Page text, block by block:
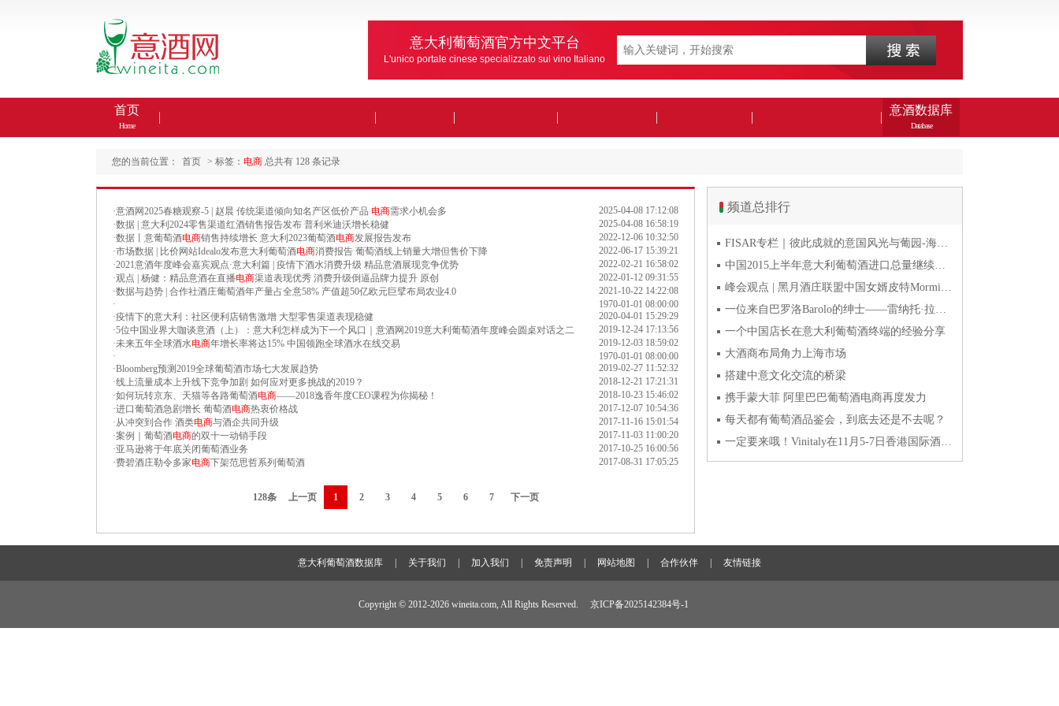
意大利葡萄酒官方中文平台
L'unico portale cinese specializzato sul vino Italiano
首页
Home
意酒数据库
Database
您的当前位置： 首页 > 标签： 电商 总共有 128 条记录
2025-04-08 17:12:08
·意酒网2025春糖观察-5 | 赵晨 传统渠道倾向知名产区低价产品 电商需求小机会多
2025-04-08 16:58:19
·数据 | 意大利2024零售渠道红酒销售报告发布 普利米迪沃增长稳健
2022-12-06 10:32:50
·数据丨意葡萄酒电商销售持续增长 意大利2023葡萄酒电商发展报告发布
2022-06-17 15:39:21
·市场数据 | 比价网站Idealo发布意大利葡萄酒电商消费报告 葡萄酒线上销量大增但售价下降
2022-02-21 16:58:02
·2021意酒年度峰会嘉宾观点·意大利篇 | 疫情下酒水消费升级 精品意酒展现竞争优势
2022-01-12 09:31:55
·观点 | 杨健：精品意酒在直播电商渠道表现优秀 消费升级倒逼品牌力提升 原创
2021-10-22 14:22:08
·数据与趋势 | 合作社酒庄葡萄酒年产量占全意58% 产值超50亿欧元巨擘布局农业4.0
1970-01-01 08:00:00
·
2020-04-01 15:29:29
·疫情下的意大利：社区便利店销售激增 大型零售渠道表现稳健
2019-12-24 17:13:56
·5位中国业界大咖谈意酒（上）：意大利怎样成为下一个风口｜意酒网2019意大利葡萄酒年度峰会圆桌对话之二
2019-12-03 18:59:02
·未来五年全球酒水电商年增长率将达15% 中国领跑全球酒水在线交易
1970-01-01 08:00:00
·
2019-02-27 11:52:32
·Bloomberg预测2019全球葡萄酒市场七大发展趋势
2018-12-21 17:21:31
·线上流量成本上升线下竞争加剧 如何应对更多挑战的2019？
2018-10-23 15:46:02
·如何玩转京东、天猫等各路葡萄酒电商——2018逸香年度CEO课程为你揭秘！
2017-12-07 10:54:36
·进口葡萄酒急剧增长 葡萄酒电商热衷价格战
2017-11-16 15:01:54
·从冲突到合作 酒类电商与酒企共同升级
2017-11-03 11:00:20
·案例｜葡萄酒电商的双十一动销手段
2017-10-25 16:00:56
·亚马逊将于年底关闭葡萄酒业务
2017-08-31 17:05:25
·费碧酒庄勒令多家电商下架范思哲系列葡萄酒
128条 上一页 1 2 3 4 5 6 7 下一页
频道总排行
FISAR专栏｜彼此成就的意国风光与葡园-海风与火山淬炼的潘
中国2015上半年意大利葡萄酒进口总量继续下降
峰会观点 | 黑月酒庄联盟中国女婿皮特Mormile：去年30%营收来自抖音直播 风干易饮品类畅销
一位来自巴罗洛Barolo的绅士——雷纳托·拉蒂Renato Ratti
一个中国店长在意大利葡萄酒终端的经验分享
大酒商布局角力上海市场
搭建中意文化交流的桥梁
携手蒙大菲 阿里巴巴葡萄酒电商再度发力
每天都有葡萄酒品鉴会，到底去还是不去呢？
一定要来哦！Vinitaly在11月5-7日香港国际酒展系列活动新鲜出炉
意大利葡萄酒数据库 关于我们 加入我们 免责声明 网站地图 合作伙伴 友情链接
Copyright © 2012-2026 wineita.com, All Rights Reserved. 京ICP备2025142384号-1